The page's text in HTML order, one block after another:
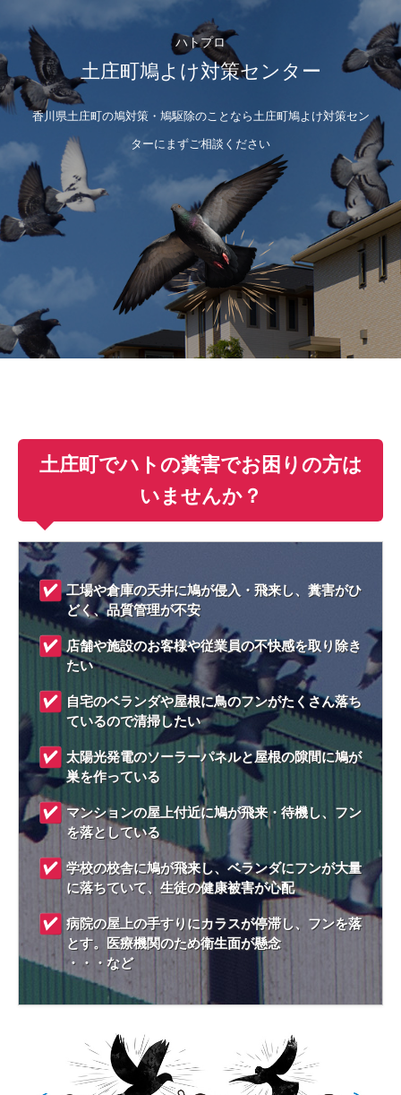
ハトプロ
土庄町鳩よけ対策センター
香川県土庄町の鳩対策・鳩駆除のことなら土庄町鳩よけ対策セン
ターにまずご相談ください
土庄町でハトの糞害でお困りの方は
いませんか？
工場や倉庫の天井に鳩が侵入・飛来し、糞害がひ
どく、品質管理が不安
店舗や施設のお客様や従業員の不快感を取り除き
たい
自宅のベランダや屋根に鳥のフンがたくさん落ち
ているので清掃したい
太陽光発電のソーラーパネルと屋根の隙間に鳩が
巣を作っている
マンションの屋上付近に鳩が飛来・待機し、フン
を落としている
学校の校舎に鳩が飛来し、ベランダにフンが大量
に落ちていて、生徒の健康被害が心配
病院の屋上の手すりにカラスが停滞し、フンを落
とす。医療機関のため衛生面が懸念
・・・など